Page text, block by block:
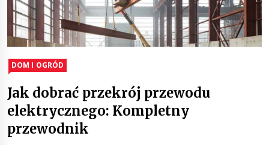
DOM I OGRÓD
Jak dobrać przekrój przewodu
elektrycznego: Kompletny
przewodnik